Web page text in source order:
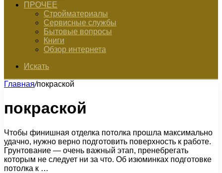
ПРОЧЕЕ
Стройматериалы
Сервисные службы
Бытовые вопросы
Книги
Обзор интернета
Искать
Главная/покраской
покраской
Чтобы финишная отделка потолка прошла максимально
удачно, нужно верно подготовить поверхность к работе.
Грунтование — очень важный этап, пренебрегать
которым не следует ни за что. Об изюминках подготовке
потолка к …